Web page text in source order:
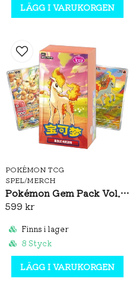
LÄGG I VARUKORGEN
POKÉMON TCG
SPEL/MERCH
Pokémon Gem Pack Vol. 4 Booster Box (S-CH)
599 kr
Finns i lager
8 Styck
LÄGG I VARUKORGEN